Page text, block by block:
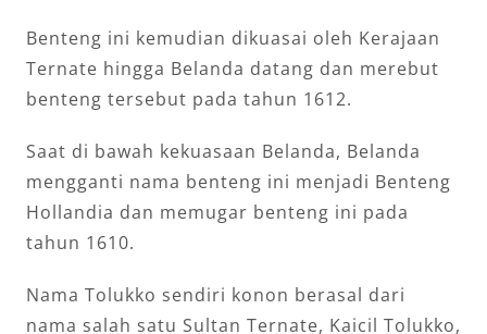
Benteng ini kemudian dikuasai oleh Kerajaan
Ternate hingga Belanda datang dan merebut
benteng tersebut pada tahun 1612.
Saat di bawah kekuasaan Belanda, Belanda
mengganti nama benteng ini menjadi Benteng
Hollandia dan memugar benteng ini pada
tahun 1610.
Nama Tolukko sendiri konon berasal dari
nama salah satu Sultan Ternate, Kaicil Tolukko,